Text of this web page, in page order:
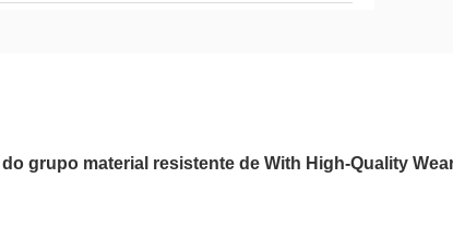
grupo material resistente de With High-Quality